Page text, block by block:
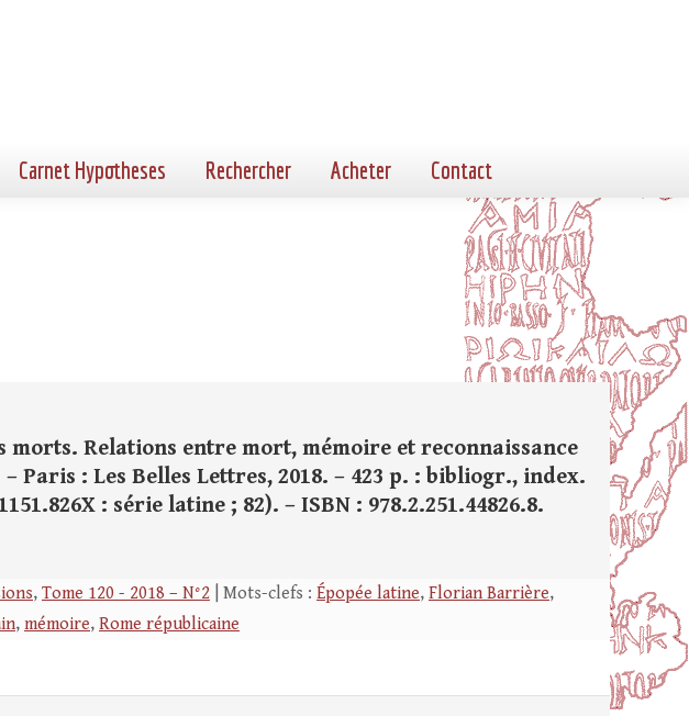
Carnet Hypotheses Rechercher Acheter Contact
morts. Relations entre mort, mémoire et reconnaissance
Paris : Les Belles Lettres, 2018. – 423 p. : bibliogr., index.
: série latine ; 82). – ISBN : 978.2.251.44826.8.
, Tome 120 - 2018 – N°2 | Mots-clefs : Épopée latine, Florian Barrière,
, mémoire, Rome républicaine